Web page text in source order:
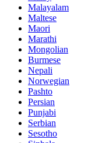
Malayalam
Maltese
Maori
Marathi
Mongolian
Burmese
Nepali
Norwegian
Pashto
Persian
Punjabi
Serbian
Sesotho